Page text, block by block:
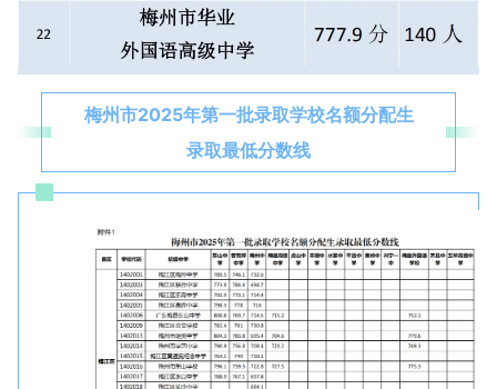
梅州市2025年第一批录取学校名额分配生
录取最低分数线